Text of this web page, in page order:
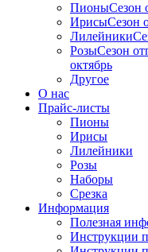
ПионыСезон
ИрисыСезон
Лилейники
РозыСезон
октябрь
Другое
О нас
Прайс-листы
Пионы
Ирисы
Лилейники
Розы
Наборы
Срезка
Информация
Полезная
Инструкции